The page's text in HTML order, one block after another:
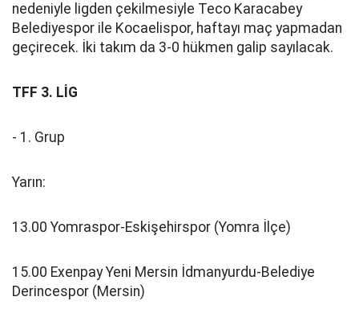
nedeniyle ligden çekilmesiyle Teco Karacabey
Belediyespor ile Kocaelispor, haftayı maç yapmadan
geçirecek. İki takım da 3-0 hükmen galip sayılacak.
TFF 3. LİG
- 1. Grup
Yarın:
13.00 Yomraspor-Eskişehirspor (Yomra İlçe)
15.00 Exenpay Yeni Mersin İdmanyurdu-Belediye
Derincespor (Mersin)